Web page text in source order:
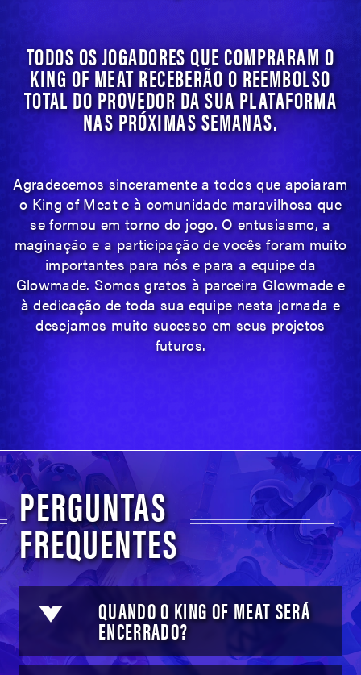
TODOS OS JOGADORES QUE COMPRARAM O
KING OF MEAT RECEBERÃO O REEMBOLSO
TOTAL DO PROVEDOR DA SUA PLATAFORMA
NAS PRÓXIMAS SEMANAS.
Agradecemos sinceramente a todos que apoiaram
o King of Meat e à comunidade maravilhosa que
se formou em torno do jogo. O entusiasmo, a
maginação e a participação de vocês foram muito
importantes para nós e para a equipe da
Glowmade. Somos gratos à parceira Glowmade e
à dedicação de toda sua equipe nesta jornada e
desejamos muito sucesso em seus projetos
futuros.
PERGUNTAS
FREQUENTES
QUANDO O KING OF MEAT SERÁ
ENCERRADO?